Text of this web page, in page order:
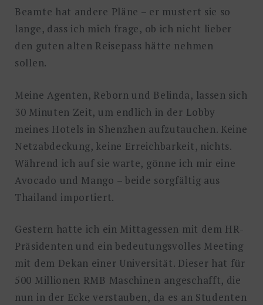
Beamte hat andere Pläne – er mustert sie so
lange, dass ich mich frage, ob ich nicht lieber
den guten alten Reisepass hätte nehmen
sollen.
Meine Agenten, Reborn und Belinda, lassen sich
30 Minuten Zeit, um endlich in der Lobby
meines Hotels in Shenzhen aufzutauchen. Keine
Netzabdeckung, keine Erreichbarkeit, nichts.
Während ich auf sie warte, gönne ich mir eine
Avocado und Mango – beide sorgfältig aus
Thailand importiert.
Gestern hatte ich ein Mittagessen mit dem HR-
Präsidenten und ein bedeutungsvolles Meeting
mit dem Dekan einer Universität. Dieser hat für
500 Millionen RMB Maschinen angeschafft, die
nun in der Ecke verstauben, da es an Studenten